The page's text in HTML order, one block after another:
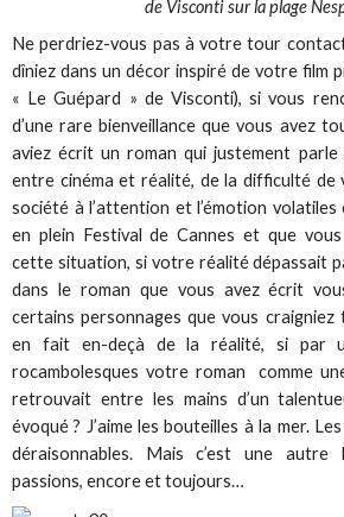
de Visconti sur la plage
Ne perdriez-vous pas à votre tour
dîniez dans un décor inspiré de votre film
« Le Guépard » de Visconti), si vous
d’une rare bienveillance que vous avez
aviez écrit un roman qui justement
entre cinéma et réalité, de la difficulté de
société à l’attention et l’émotion
en plein Festival de Cannes et que
cette situation, si votre réalité dépassait
dans le roman que vous avez écrit
certains personnages que vous
en fait en-deçà de la réalité, si par
rocambolesques votre roman comme
retrouvait entre les mains d’un
évoqué ? J’aime les bouteilles à la mer.
déraisonnables. Mais c’est une
passions, encore et toujours…